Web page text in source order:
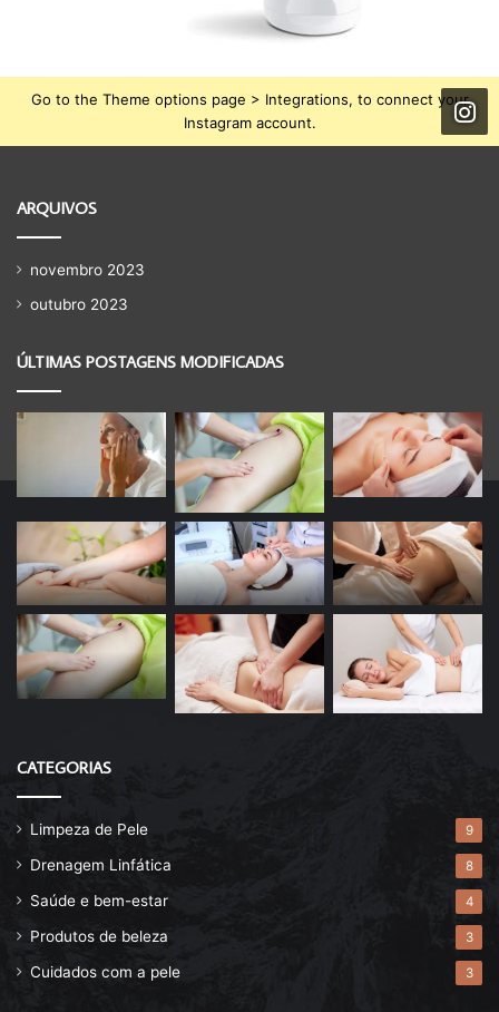
Go to the Theme options page > Integrations, to connect your
Instagram account.
ARQUIVOS
novembro 2023
outubro 2023
ÚLTIMAS POSTAGENS MODIFICADAS
CATEGORIAS
Limpeza de Pele 9
Drenagem Linfática 8
Saúde e bem-estar 4
Produtos de beleza 3
Cuidados com a pele 3